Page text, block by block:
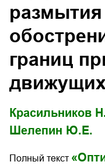
размытия
границ
Красильников
Шелепин Ю.Е.
Полный текст